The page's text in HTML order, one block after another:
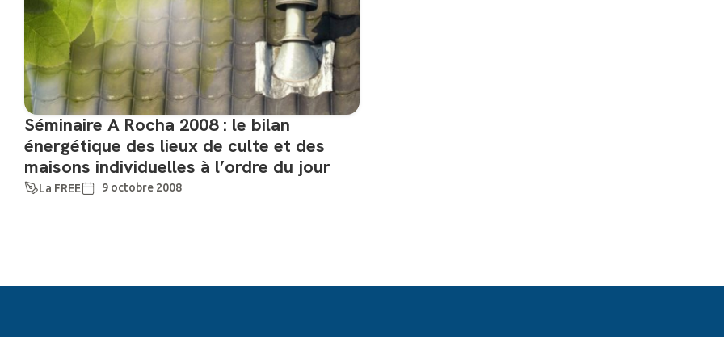
Séminaire A Rocha 2008 : le bilan
énergétique des lieux de culte et des
maisons individuelles à l’ordre du jour
La FREE 9 octobre 2008